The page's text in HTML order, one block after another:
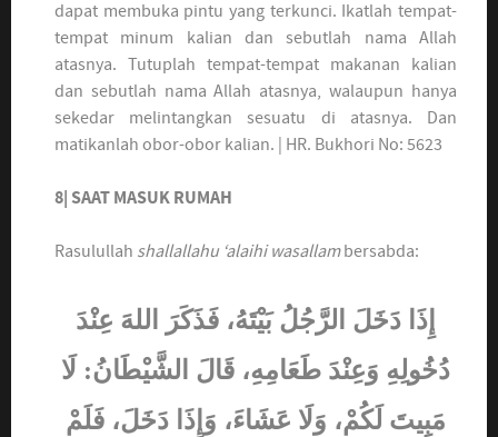
dapat membuka pintu yang terkunci. Ikatlah tempat-
tempat minum kalian dan sebutlah nama Allah
atasnya. Tutuplah tempat-tempat makanan kalian
dan sebutlah nama Allah atasnya, walaupun hanya
sekedar melintangkan sesuatu di atasnya. Dan
matikanlah obor-obor kalian. | HR. Bukhori No: 5623
8| SAAT MASUK RUMAH
Rasulullah shallallahu ‘alaihi wasallambersabda:
إِذَا دَخَلَ الرَّجُلُ بَيْتَهُ، فَذَكَرَ اللهَ عِنْدَ
دُخُولِهِ وَعِنْدَ طَعَامِهِ، قَالَ الشَّيْطَانُ: لَا
مَبِيتَ لَكُمْ، وَلَا عَشَاءَ، وَإِذَا دَخَلَ، فَلَمْ